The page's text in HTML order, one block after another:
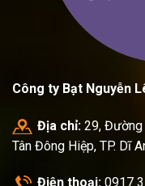
Công ty Bạt Nguyễn
Địa chỉ: 29, Đường
Tân Đông Hiệp, TP. Dĩ
Điện thoại: 0917